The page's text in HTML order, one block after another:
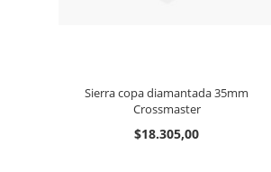
Sierra copa diamantada 35mm
Crossmaster
$18.305,00